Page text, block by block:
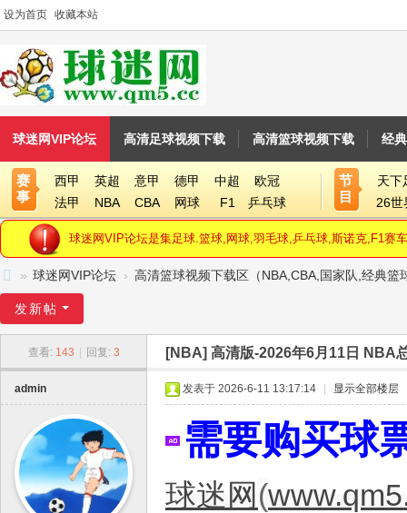
设为首页 收藏本站
球迷网VIP论坛 高清足球视频下载 高清篮球视频下载 经
赛
事
西甲 英超 意甲 德甲 中超
欧冠
法甲
NBA CBA 网球 F1 乒乓球
节
目
天下
26世
球迷网VIP论坛是集足球.篮球,网球,羽毛球,乒乓球,斯诺克,F1赛
迷
IP
» 球迷网VIP论坛 › 高清篮球视频下载区（NBA,CBA,国家队,经典篮
发新帖
查看: 143 回复: 3 [NBA] 高清版-2026年6月11日 NBA
admin 发表于 2026-6-11 13:17:14 显示全部楼层
需要购买球
球迷网 (